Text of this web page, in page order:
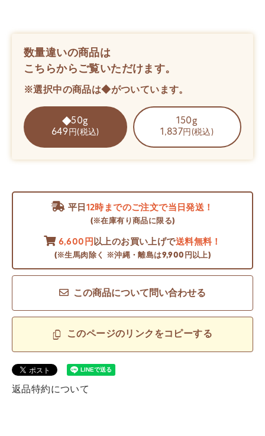
数量違いの商品は
こちらからご覧いただけます。
※選択中の商品は◆がついています。
50g
649 円(税込)
150g
1,837円(税込)
平日 12時までのご注文で当日発送！
(※在庫有り商品に限る)
6,600円 以上のお買い上げで送料無料！
(※生馬肉除く ※沖縄・離島は9,900円以上)
この商品について問い合わせる
このページのリンクをコピーする
返品特約について